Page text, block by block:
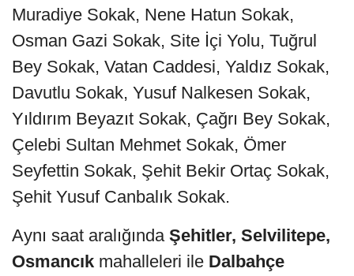
Muradiye Sokak, Nene Hatun Sokak,
Osman Gazi Sokak, Site İçi Yolu, Tuğrul
Bey Sokak, Vatan Caddesi, Yaldız Sokak,
Davutlu Sokak, Yusuf Nalkesen Sokak,
Yıldırım Beyazıt Sokak, Çağrı Bey Sokak,
Çelebi Sultan Mehmet Sokak, Ömer
Seyfettin Sokak, Şehit Bekir Ortaç Sokak,
Şehit Yusuf Canbalık Sokak.
Aynı saat aralığında Şehitler, Selvilitepe,
Osmancık mahalleleri ile Dalbahçe